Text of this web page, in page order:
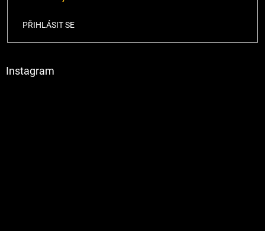
PŘIHLÁSIT SE
Instagram